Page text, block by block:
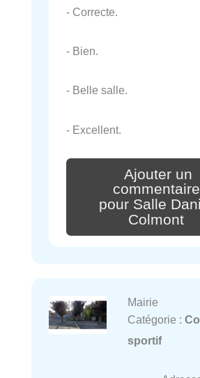
- Correcte.
- Bien.
- Belle salle.
- Excellent.
Ajouter un
commentaire
pour Salle
Colmont
Mairie
Catégorie :
sportif